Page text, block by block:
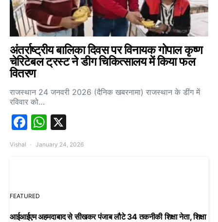
अंतर्राष्ट्रीय बालिका दिवस पर विनायक गोपाल कृष्ण
चेरिटेबल ट्रस्ट ने डीग चिकित्सालय में किया फल
वितरण
राजस्थान 24 जनवरी 2026 (दैनिक खबरनामा) राजस्थान के डींग में
रविवार को…
Facebook
WhatsApp
Vishal January 24, 2026
FEATURED
आईआईएम अहमदाबाद से सीखकर पंजाब लौटे 34 तकनीकी शिक्षा नेता, शिक्षा